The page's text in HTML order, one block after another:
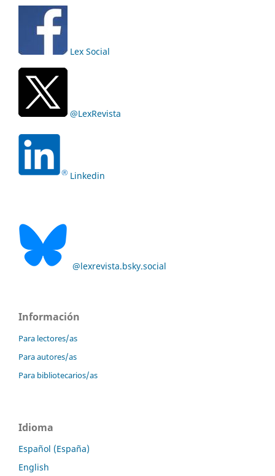
Lex Social
@LexRevista
Linkedin
@lexrevista.bsky.social
Información
Para lectores/as
Para autores/as
Para bibliotecarios/as
Idioma
Español (España)
English